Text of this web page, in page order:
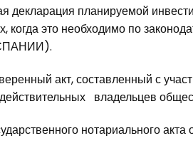
планируемой
когда это необходимо по
акт, составленный с
владельцев
нотариального акта